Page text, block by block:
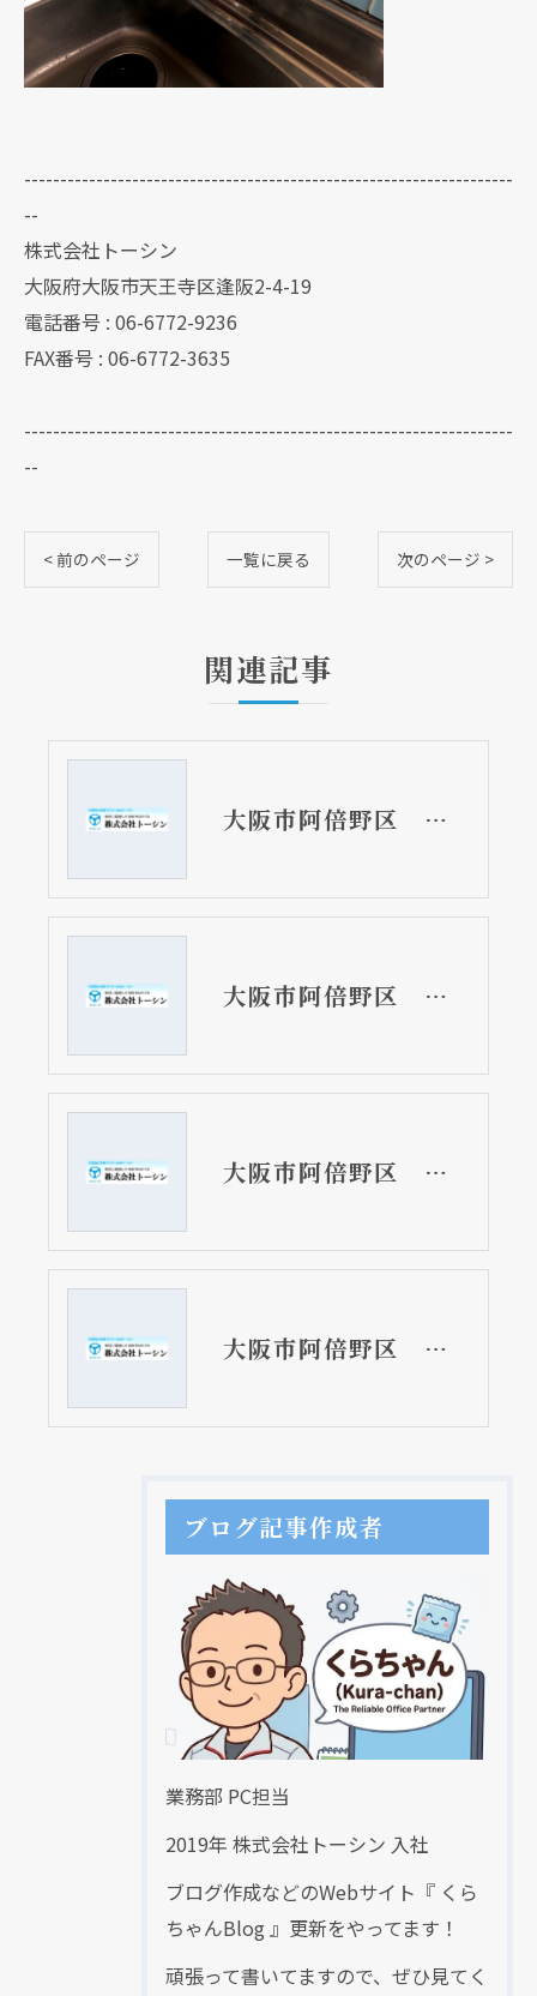
--------------------------------------------------------------------
--
株式会社トーシン
大阪府大阪市天王寺区逢阪2-4-19
電話番号 : 06-6772-9236
FAX番号 : 06-6772-3635
--------------------------------------------------------------------
--
< 前のページ 一覧に戻る 次のページ >
関連記事
大阪市阿倍野区 分譲マンションのキッチン排水トラップ取替リフォーム工事 熱湯にご注意
大阪市阿倍野区 戸建て住宅の浴室用蛇口取替リフォーム工事
大阪市阿倍野区 戸建て住宅のキッチン排水トラップ取替工事 椀トラップ
大阪市阿倍野区 戸建て住宅のキッチン用蛇口取替リフォーム工事
ブログ記事作成者
業務部 PC担当
2019年 株式会社トーシン 入社
ブログ作成などのWebサイト『 くら
ちゃんBlog 』更新をやってます！
頑張って書いてますので、ぜひ見てく